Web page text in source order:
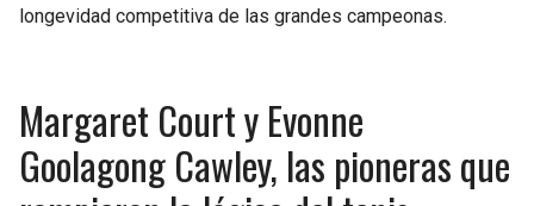
longevidad competitiva de las grandes campeonas.
Margaret Court y Evonne
Goolagong Cawley, las pioneras que